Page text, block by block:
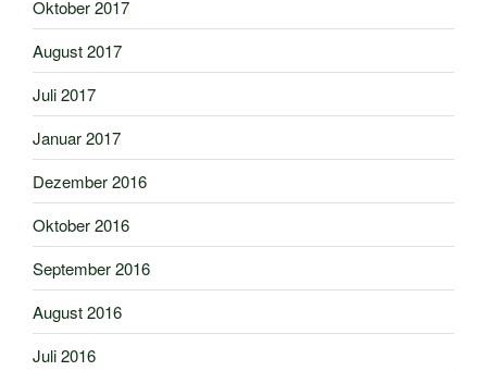
Oktober 2017
August 2017
Juli 2017
Januar 2017
Dezember 2016
Oktober 2016
September 2016
August 2016
Juli 2016